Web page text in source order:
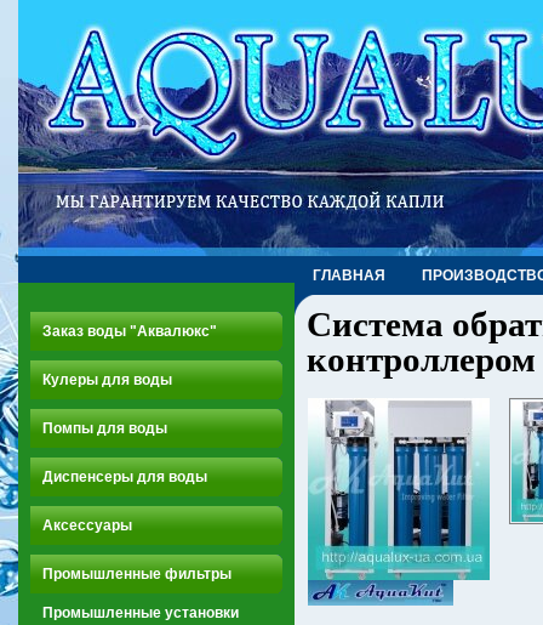
ГЛАВНАЯ
Заказ воды "Аквалюкс"
Кулеры для воды
Помпы для воды
Диспенсеры для воды
Аксессуары
Промышленные фильтры
Промышленные установки
Система